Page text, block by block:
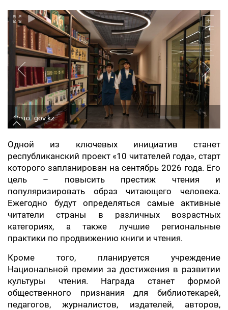
Фото: gov.kz
Одной из ключевых инициатив станет
республиканский проект «10 читателей года», старт
которого запланирован на сентябрь 2026 года. Его
цель – повысить престиж чтения и
популяризировать образ читающего человека.
Ежегодно будут определяться самые активные
читатели страны в различных возрастных
категориях, а также лучшие региональные
практики по продвижению книги и чтения.
Кроме того, планируется учреждение
Национальной премии за достижения в развитии
культуры чтения. Награда станет формой
общественного признания для библиотекарей,
педагогов, журналистов, издателей, авторов,